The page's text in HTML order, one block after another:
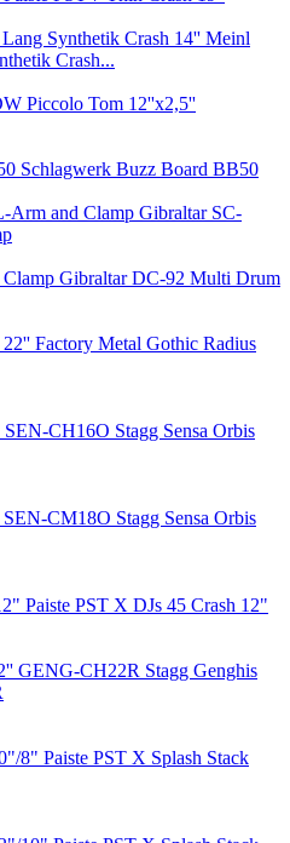
Meinl
Crash...
Piccolo Tom 12''x2,5''
Schlagwerk Buzz Board BB50
Gibraltar SC-
Gibraltar DC-92 Multi Drum
Factory Metal Gothic Radius
Stagg Sensa Orbis
Stagg Sensa Orbis
Paiste PST X DJs 45 Crash 12"
Stagg Genghis
Paiste PST X Splash Stack